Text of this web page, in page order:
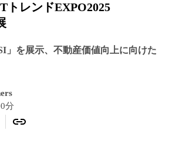
トレンドEXPO2025
」を展示、不動産価値向上に向けた
分